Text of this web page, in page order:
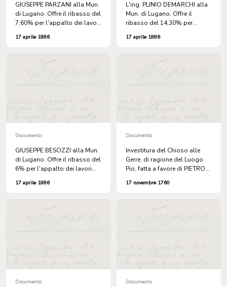
GIUSEPPE PARZANI alla Mun.
di Lugano. Offre il ribasso del
7,60% per l'appalto dei lavori
17 aprile 1886
L'ing. PLINIO DEMARCHI alla
Mun. di Lugano. Offre il
ribasso del 14,30% per
Strada a Molino Nuovo.
17 aprile 1886
Documento
GIUSEPPE BESOZZI alla Mun.
di Lugano. Offre il ribasso del
6% per l'appalto dei lavori
17 aprile 1886
Documento
Investitura del Chioso alle
Gerre, di ragione del Luogo
Pio, fatta a favore di PIETRO
Molino Nuovo.
17 novembre 1760
Documento Documento